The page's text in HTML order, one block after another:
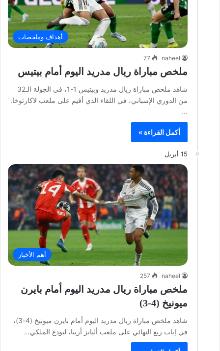
أهداف وملخصات
naheel
77
ملخص مباراة ريال مدريد اليوم أمام بيتيس
شاهد ملخص مباراة ريال مدريد وبيتيس 1-1، في الجولة الـ32
من الدوري الإسباني، في اللقاء الذي أقيم على ملعب لاكارتوخا.
…
أكمل القراءة »
15 أبريل
أهم الأخبار
naheel
257
ملخص مباراة ريال مدريد اليوم أمام بايرن
ميونيخ (4-3)
شاهد ملخص مباراة ريال مدريد اليوم أمام بايرن ميونيخ (4-3)،
في إياب ربع النهائي على ملعب أليانز أرينا، ليودع الملكي…